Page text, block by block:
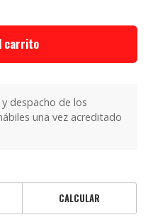
carrito
despacho de los
una vez acreditado
CALCULAR